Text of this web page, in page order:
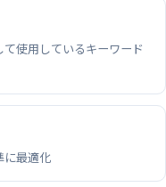
使用しているキーワード
に最適化